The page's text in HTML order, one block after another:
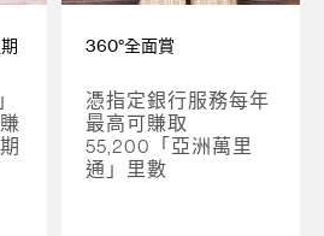
360°全面賞
憑指定銀行服務每年
最高可賺取
55,200「亞洲萬里
通」里數